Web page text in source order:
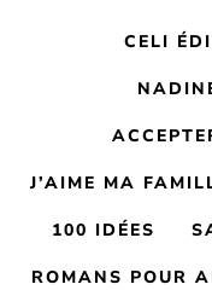
CELI
J’AIME MA
100 IDÉES
ROMANS POUR